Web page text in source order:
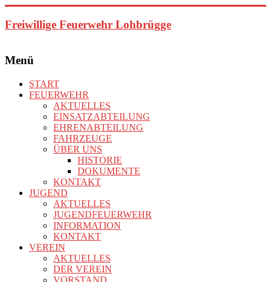
Inhalt
springen
Freiwillige Feuerwehr Lohbrügge
Menü
START
FEUERWEHR
AKTUELLES
EINSATZABTEILUNG
EHRENABTEILUNG
FAHRZEUGE
ÜBER UNS
HISTORIE
DOKUMENTE
KONTAKT
JUGEND
AKTUELLES
JUGENDFEUERWEHR
INFORMATION
KONTAKT
VEREIN
AKTUELLES
DER VEREIN
VORSTAND